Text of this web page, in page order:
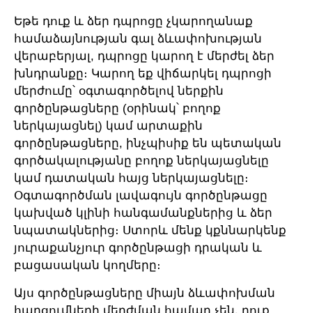
Եթե ​​դուք և ձեր դպրոցը չկարողանաք
համաձայնության գալ ձևափոխության
վերաբերյալ, դպրոցը կարող է մերժել ձեր
խնդրանքը։ Կարող եք վիճարկել դպրոցի
մերժումը՝ օգտագործելով ներքին
գործընթացները (օրինակ՝ բողոք
ներկայացնել) կամ արտաքին
գործընթացները, ինչպիսիք են պետական
գործակալությանը բողոք ներկայացնելը
կամ դատական հայց ներկայացնելը։
Օգտագործման լավագույն գործընթացը
կախված կլինի հանգամանքներից և ձեր
նպատակներից։ Ստորև մենք կքննարկենք
յուրաքանչյուր գործընթացի դրական և
բացասական կողմերը։
Այս գործընթացները միայն ձևափոխման
հարցումների մերժման համար չեն, դուք